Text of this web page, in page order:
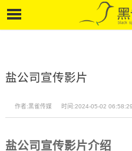
盐公司宣传影片
作者:黑雀传媒 时间:2024-05-02 06:58:29
盐公司宣传影片介绍